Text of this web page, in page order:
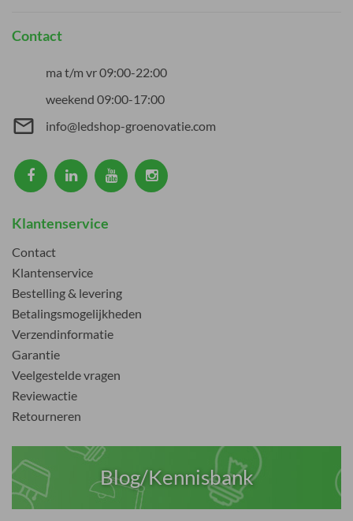
Contact
ma t/m vr 09:00-22:00
weekend 09:00-17:00
mail_outline info@ledshop-groenovatie.com
Klantenservice
Contact
Klantenservice
Bestelling & levering
Betalingsmogelijkheden
Verzendinformatie
Garantie
Veelgestelde vragen
Reviewactie
Retourneren
Blog/Kennisbank